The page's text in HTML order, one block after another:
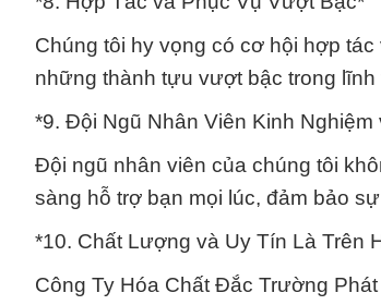
Chúng tôi hy vọng có cơ hội hợp
những thành tựu vượt bậc trong
*9. Đội Ngũ Nhân Viên Kinh Nghiệm
Đội ngũ nhân viên của chúng tôi
sàng hỗ trợ bạn mọi lúc, đảm bảo
*10. Chất Lượng và Uy Tín Là Trên
Công Ty Hóa Chất Đắc Trường